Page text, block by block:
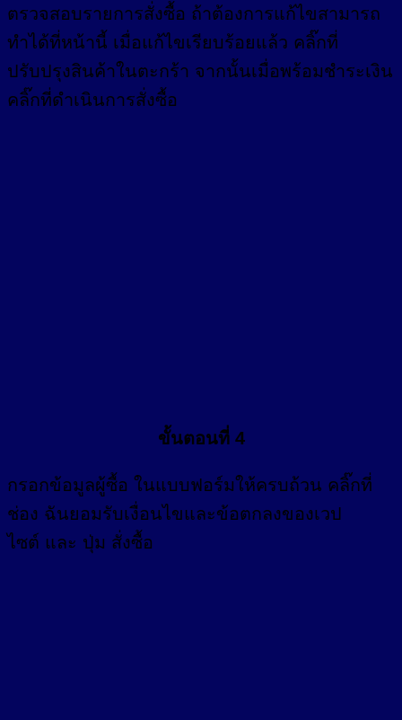
ตรวจสอบรายการสั่งซื้อ ถ้าต้องการแก้ไขสามารถ
ทำได้ที่หน้านี้ เมื่อแก้ไขเรียบร้อยแล้ว คลิ๊กที่
ปรับปรุงสินค้าในตะกร้า จากนั้นเมื่อพร้อมชำระเงิน
คลิ๊กที่ดำเนินการสั่งซื้อ
ขั้นตอนที่ 4
กรอกข้อมูลผู้ซื้อ ในแบบฟอร์มให้ครบถ้วน คลิ๊กที่
ช่อง ฉันยอมรับเงื่อนไขและข้อตกลงของเวป
ไซต์ และ ปุ่ม สั่งซื้อ